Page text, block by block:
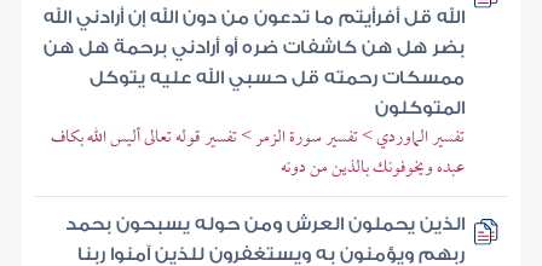
الله قل أفرأيتم ما تدعون من دون الله إن أرادني الله
بضر هل هن كاشفات ضره أو أرادني برحمة هل هن
ممسكات رحمته قل حسبي الله عليه يتوكل
المتوكلون
تفسير الماوردي > تفسير سورة الزمر > تفسير قوله تعالى أليس الله بكاف
عبده ويخوفونك بالذين من دونه
الذين يحملون العرش ومن حوله يسبحون بحمد
ربهم ويؤمنون به ويستغفرون للذين آمنوا ربنا